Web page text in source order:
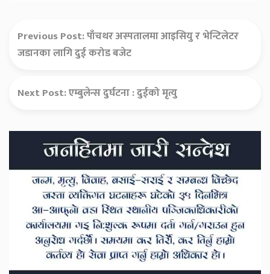
Previous Post:पाँचथर अस्पतालमा आइसियु र भेन्टिलेटर
जडानका लागि दुई करोड बजेट
Next Post:एम्बुलेन्स दुर्घटना : दुईको मृत्यु
Secondary
Sidebar